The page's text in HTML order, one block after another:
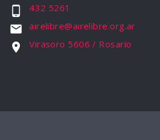
phone_android 432 5261
email airelibre@airelibre.org.ar
location_on Virasoro 5606 / Rosario